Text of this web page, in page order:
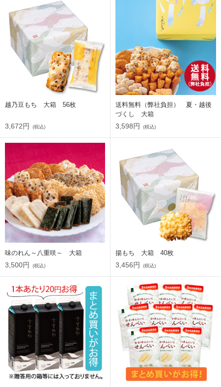
越乃豆もち 大箱 56枚
3,672円 (税込)
送料無料（弊社負担） 夏・越後
づくし 大箱
3,598円 (税込)
味のれん～八重咲～ 大箱
3,500円 (税込)
揚もち 大箱 40枚
3,456円 (税込)